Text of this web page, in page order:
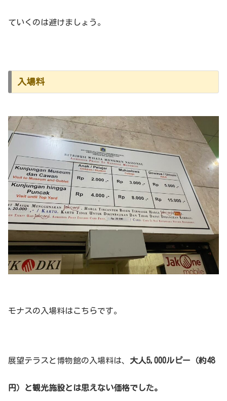
ていくのは避けましょう。
入場料
モナスの入場料はこちらです。
展望テラスと博物館の入場料は、 大人5,000ルピー（約48
円）と観光施設とは思えない価格でした。